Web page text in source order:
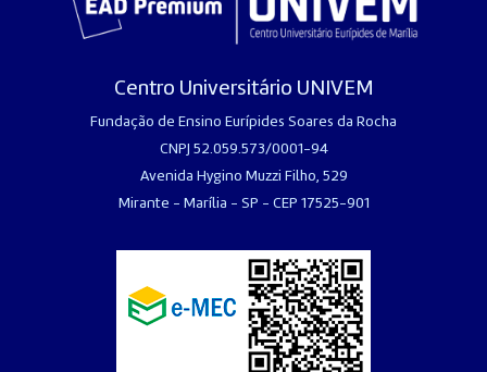
Centro Universitário UNIVEM
Fundação de Ensino Eurípides Soares da Rocha
CNPJ 52.059.573/0001-94
Avenida Hygino Muzzi Filho, 529
Mirante - Marília - SP - CEP 17525-901